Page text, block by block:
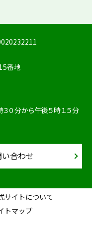
番地
０分から午後５時１５分
合わせ
サイトについて
トマップ